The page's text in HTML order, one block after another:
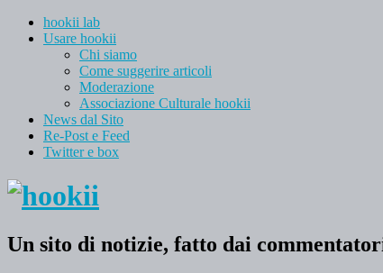
hookii lab
Usare hookii
Chi siamo
Come suggerire articoli
Moderazione
Associazione Culturale hookii
News dal Sito
Re-Post e Feed
Twitter e box
Un sito di notizie, fatto dai